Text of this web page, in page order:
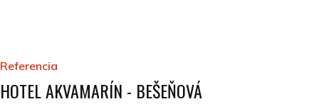
Referencia
HOTEL AKVAMARÍN - BEŠEŇOVÁ